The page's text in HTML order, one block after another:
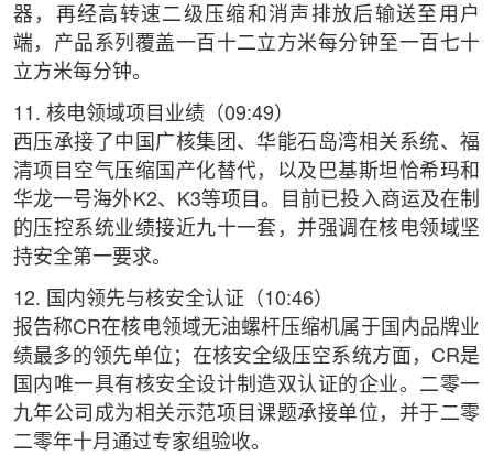
器，再经高转速二级压缩和消声排放后输送至用户
端，产品系列覆盖一百十二立方米每分钟至一百七十
立方米每分钟。
11. 核电领域项目业绩（09:49）
西压承接了中国广核集团、华能石岛湾相关系统、福
清项目空气压缩国产化替代，以及巴基斯坦恰希玛和
华龙一号海外K2、K3等项目。目前已投入商运及在制
的压控系统业绩接近九十一套，并强调在核电领域坚
持安全第一要求。
12. 国内领先与核安全认证（10:46）
报告称CR在核电领域无油螺杆压缩机属于国内品牌业
绩最多的领先单位；在核安全级压空系统方面，CR是
国内唯一具有核安全设计制造双认证的企业。二零一
九年公司成为相关示范项目课题承接单位，并于二零
二零年十月通过专家组验收。